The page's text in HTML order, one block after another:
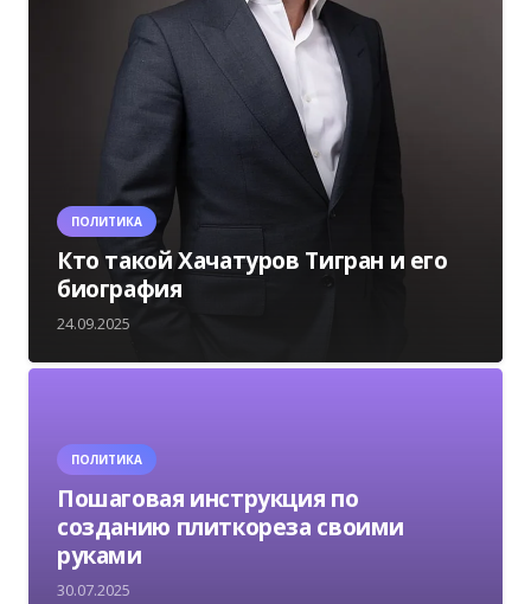
ПОЛИТИКА
Кто такой Хачатуров Тигран и его
биография
24.09.2025
ПОЛИТИКА
Пошаговая инструкция по
созданию плиткореза своими
руками
30.07.2025